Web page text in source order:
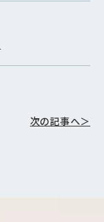
次の記事へ＞